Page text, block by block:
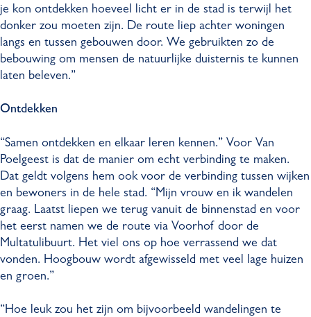
je kon ontdekken hoeveel licht er in de stad is terwijl het
donker zou moeten zijn. De route liep achter woningen
langs en tussen gebouwen door. We gebruikten zo de
bebouwing om mensen de natuurlijke duisternis te kunnen
laten beleven.”
Ontdekken
“Samen ontdekken en elkaar leren kennen.” Voor Van
Poelgeest is dat de manier om echt verbinding te maken.
Dat geldt volgens hem ook voor de verbinding tussen wijken
en bewoners in de hele stad. “Mijn vrouw en ik wandelen
graag. Laatst liepen we terug vanuit de binnenstad en voor
het eerst namen we de route via Voorhof door de
Multatulibuurt. Het viel ons op hoe verrassend we dat
vonden. Hoogbouw wordt afgewisseld met veel lage huizen
en groen.”
“Hoe leuk zou het zijn om bijvoorbeeld wandelingen te